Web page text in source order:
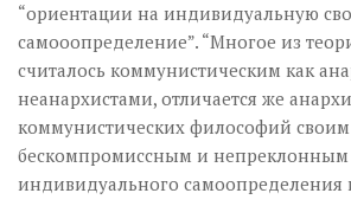
“ориентации на индивидуальную
самооопределение”. “Многое из
считалось коммунистическим как
неанархистами, отличается же
коммунистических философий своим
беcкомпромиссным и непреклонным
индивидуального самоопределения